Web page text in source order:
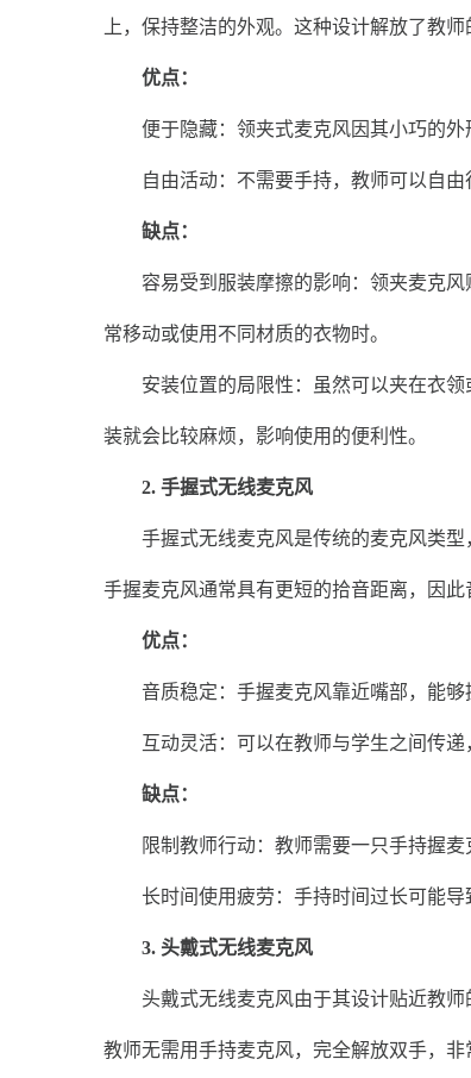
上，保持整洁的外观。这种设计解放了教
优点：
便于隐藏：领夹式麦克风因其小巧的外
自由活动：不需要手持，教师可以自由
缺点：
容易受到服装摩擦的影响：领夹麦克风
常移动或使用不同材质的衣物时。
安装位置的局限性：虽然可以夹在衣领
装就会比较麻烦，影响使用的便利性。
2. 手握式无线麦克风
手握式无线麦克风是传统的麦克风类型
手握麦克风通常具有更短的拾音距离，因此
优点：
音质稳定：手握麦克风靠近嘴部，能够
互动灵活：可以在教师与学生之间传递
缺点：
限制教师行动：教师需要一只手持握麦
长时间使用疲劳：手持时间过长可能导
3. 头戴式无线麦克风
头戴式无线麦克风由于其设计贴近教师
教师无需用手持麦克风，完全解放双手，